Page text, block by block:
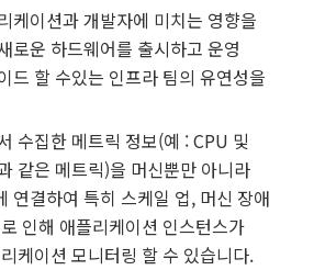
케이션과 개발자에 미치는 영향을
로운 하드웨어를 출시하고 운영
드 할 수있는 인프라 팀의 유연성을
수집한 메트릭 정보(예 : CPU 및
같은 메트릭)을 머신뿐만 아니라
연결하여 특히 스케일 업, 머신 장애
인해 애플리케이션 인스턴스가
케이션 모니터링 할 수 있습니다.